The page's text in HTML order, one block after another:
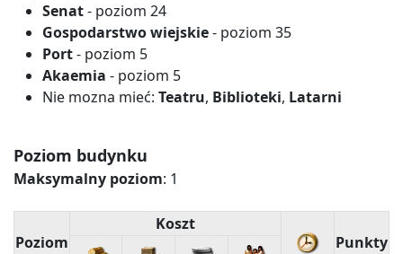
Senat- poziom 24
Gospodarstwo wiejskie- poziom 35
Port- poziom 5
Akaemia - poziom 5
Nie mozna mieć: Teatru, Biblioteki, Latarni
Poziom budynku
Maksymalny poziom: 1
Poziom
Koszt
Punkty